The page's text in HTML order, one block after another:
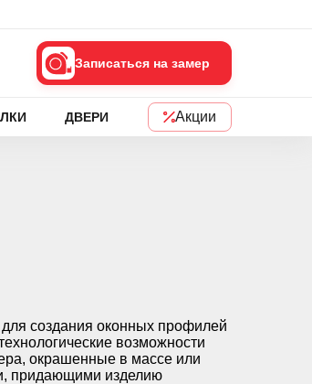
Записаться на замер
ДВЕРИ Акции
создания оконных профилей
возможности
окрашенные в массе или
придающими изделию